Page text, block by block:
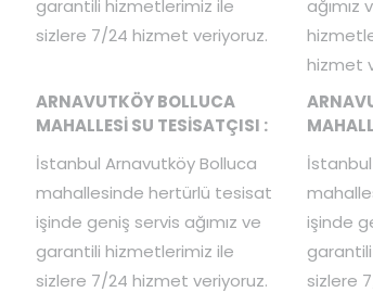
garantili hizmetlerimiz ile
sizlere 7/24 hizmet veriyoruz.
ağımız
hizmet
ARNAVUTKÖY BOLLUCA
MAHALLESİ SU TESİSATÇISI :
İstanbul Arnavutköy Bolluca
mahallesinde hertürlü tesisat
işinde geniş servis ağımız ve
garantili hizmetlerimiz ile
sizlere 7/24 hizmet veriyoruz.
işinde
sizlere